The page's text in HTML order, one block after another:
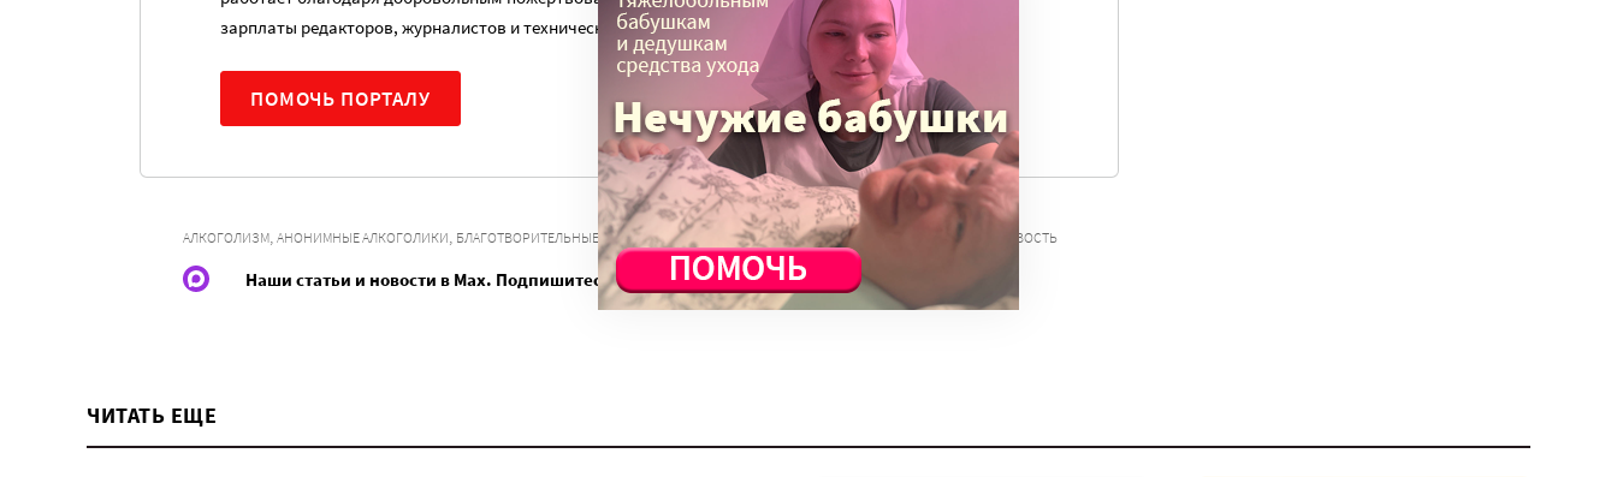
зарплаты редакторов, журналистов и техническую поддержку сайта нужны средства.
ПОМОЧЬ ПОРТАЛУ
АЛКОГОЛИЗМ, АНОНИМНЫЕ АЛКОГОЛИКИ, БЛАГОТВОРИТЕЛЬНЫЕ ОРГАНИЗАЦИИ ЗАВИСИМЫЕ,РЕАБИЛИТАЦИОННЫЙ ЦЕНТР ТРЕЗВОСТЬ
Наши статьи и новости в Max. Подпишитесь
ЧИТАТЬ ЕЩЕ